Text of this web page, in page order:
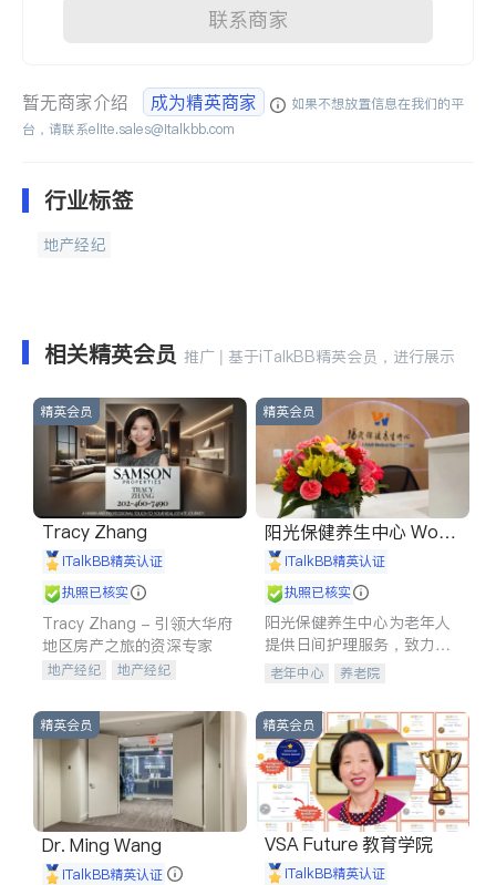
联系商家
暂无商家介绍 成为精英商家
如果不想放置信息在我们的平
台，请联系elite.sales@italkbb.com
行业标签
地产经纪
相关精英会员 推广 | 基于iTalkBB精英会员，进行展示
精英会员
Tracy Zhang
iTalkBB精英认证
执照已核实
Tracy Zhang - 引领大华府
地区房产之旅的资深专家
地产经纪
地产经纪
商铺租售
开发商建商
精英会员
阳光保健养生中心 World
shine
iTalkBB精英认证
执照已核实
阳光保健养生中心为老年人
提供日间护理服务，致力于
通过持续的护理创新来有效
老年中心 养老院
精英会员
Dr. Ming Wang
iTalkBB精英认证
精英会员
VSA Future 教育学院
iTalkBB精英认证